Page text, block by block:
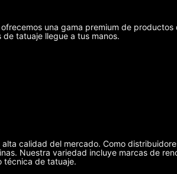
una gama premium de
tatuaje llegue a tus manos.
calidad del mercado. Como
Nuestra variedad incluye marcas de
técnica de tatuaje.